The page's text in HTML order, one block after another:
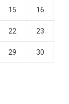
15 16
22 23
29 30